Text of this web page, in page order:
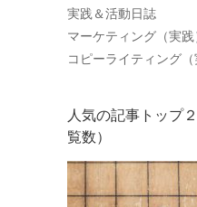
実践＆活動日誌
マーケティング（実践
コピーライティング（
人気の記事トップ
覧数）